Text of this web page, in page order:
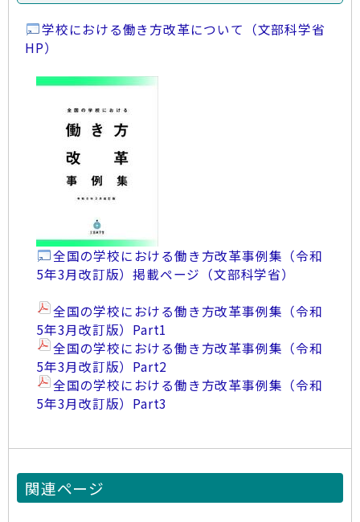
学校における働き方改革について（文部科学省
HP）
全国の学校における働き方改革事例集（令和
5年3月改訂版）掲載ページ（文部科学省）
全国の学校における働き方改革事例集（令和
5年3月改訂版）Part1
全国の学校における働き方改革事例集（令和
5年3月改訂版）Part2
全国の学校における働き方改革事例集（令和
5年3月改訂版）Part3
関連ページ